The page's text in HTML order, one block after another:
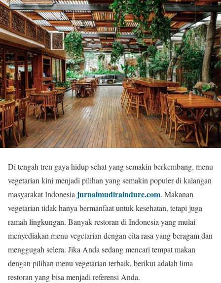
Di tengah tren gaya hidup sehat yang semakin berkembang, menu
vegetarian kini menjadi pilihan yang semakin populer di kalangan
masyarakat Indonesia jurnalmudiraindure.com. Makanan
vegetarian tidak hanya bermanfaat untuk kesehatan, tetapi juga
ramah lingkungan. Banyak restoran di Indonesia yang mulai
menyediakan menu vegetarian dengan cita rasa yang beragam dan
menggugah selera. Jika Anda sedang mencari tempat makan
dengan pilihan menu vegetarian terbaik, berikut adalah lima
restoran yang bisa menjadi referensi Anda.